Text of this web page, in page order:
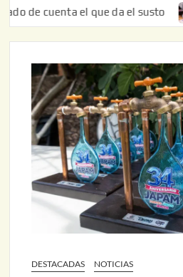
el que da el susto
DESTACADAS NOTICIAS